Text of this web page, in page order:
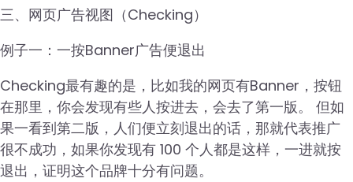
三、网页广告视图（Checking）
例子一：一按Banner广告便退出
Checking最有趣的是，比如我的网页有Banner，按钮
在那里，你会发现有些人按进去，会去了第一版。 但如
果一看到第二版，人们便立刻退出的话，那就代表推广
很不成功，如果你发现有 100 个人都是这样，一进就按
退出，证明这个品牌十分有问题。